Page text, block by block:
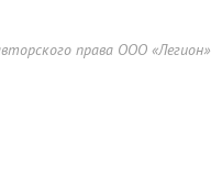
права ООО «Легион»